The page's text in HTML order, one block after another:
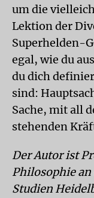
um die
Lektion der
Superhelden-
egal, wie du
du dich
sind:
Sache, mit all
stehenden
Der Autor ist
Philosophie an
Studien